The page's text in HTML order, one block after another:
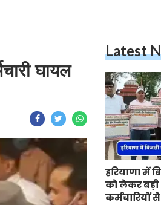
घायल
Latest
हरियाणा में
को लेकर
कर्मचारियों